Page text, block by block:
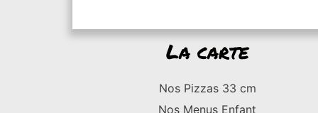
La carte
Nos Pizzas 33 cm
Nos Menus Enfant